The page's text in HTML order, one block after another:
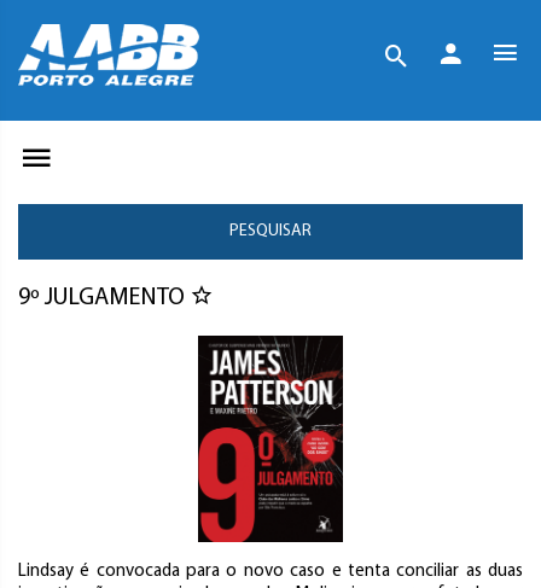
PESQUISAR
9º JULGAMENTO
Lindsay é convocada para o novo caso e tenta conciliar as duas